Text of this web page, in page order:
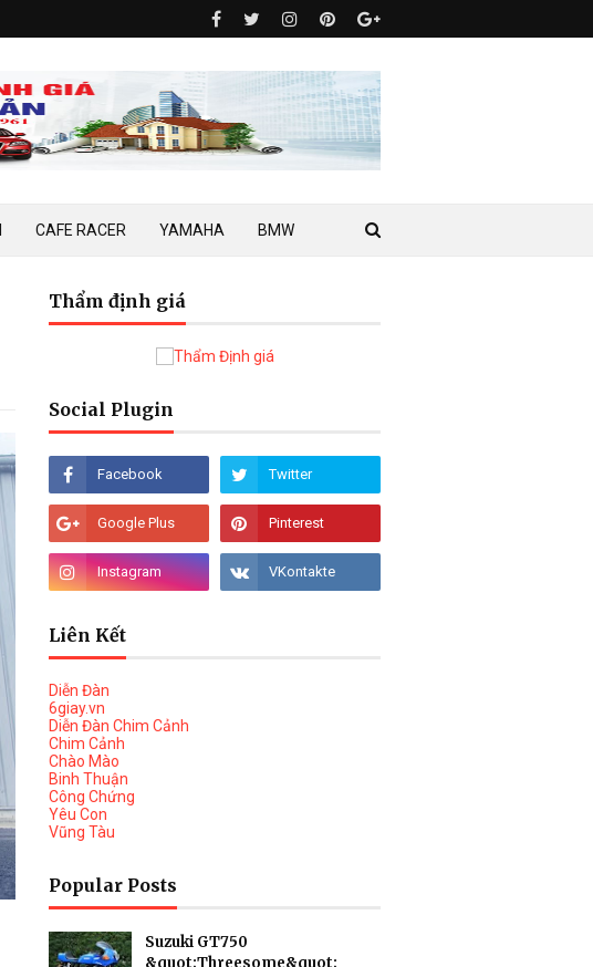
CAFE RACER YAMAHA BMW
Thẩm định giá
Social Plugin
Liên Kết
Diễn Đàn
6giay.vn
Diễn Đàn Chim Cảnh
Chim Cảnh
Chào Mào
Binh Thuận
Công Chứng
Yêu Con
Vũng Tàu
Popular Posts
Suzuki GT750
&quot;Threesome&quot;